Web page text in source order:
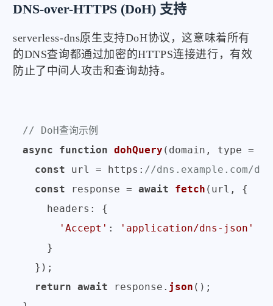
DNS-over-HTTPS (DoH) 支持
serverless-dns原生支持DoH协议，这意味着所有
的DNS查询都通过加密的HTTPS连接进行，有效
防止了中间人攻击和查询劫持。
// DoH查询示例
async
function dohQuery ( domain, type =
const url = https : //dns.example.com/
const response = await fetch (url, {
headers : {
'Accept' :
'application/dns-json'
    }
  });
return await response. json ();